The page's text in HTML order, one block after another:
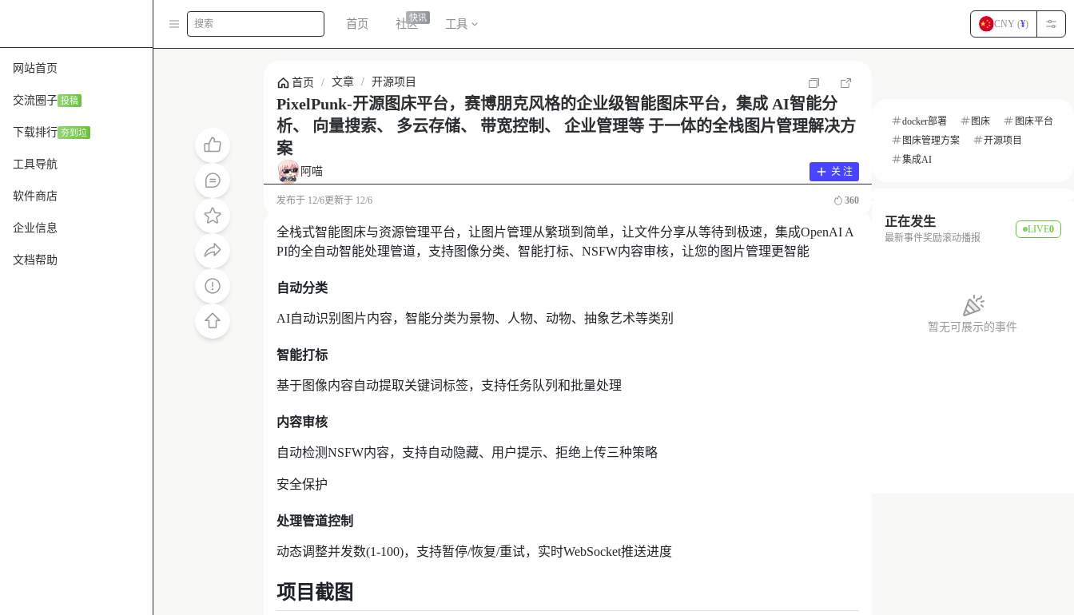
网站首页
交流圈子 投稿
下载排行 夯到垃
工具导航
软件商店
企业信息
文档帮助
搜索 首页 社区快讯 工具 CNY (¥)
首页 / 文章 / 开源项目
PixelPunk-开源图床平台，赛博朋克风格的企业级智能图床平台，集成 AI智能分
析、 向量搜索、 多云存储、 带宽控制、 企业管理等 于一体的全栈图片管理解决方
案
阿喵 关 注
发布于 12/6更新于 12/6 360
全栈式智能图床与资源管理平台，让图片管理从繁琐到简单，让文件分享从等待到极速，集成OpenAI A
PI的全自动智能处理管道，支持图像分类、智能打标、NSFW内容审核，让您的图片管理更智能
自动分类
AI自动识别图片内容，智能分类为景物、人物、动物、抽象艺术等类别
智能打标
基于图像内容自动提取关键词标签，支持任务队列和批量处理
内容审核
自动检测NSFW内容，支持自动隐藏、用户提示、拒绝上传三种策略
安全保护
处理管道控制
动态调整并发数(1-100)，支持暂停/恢复/重试，实时WebSocket推送进度
项目截图
docker部署 图床
图床平台
图床管理方案
开源项目
集成AI
正在发生
最新事件奖励滚动播报
LIVE0
暂无可展示的事件